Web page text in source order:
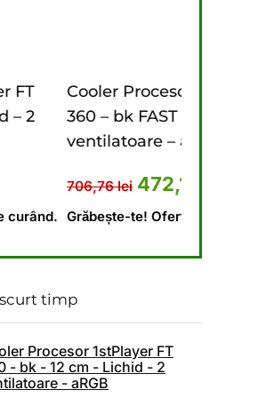
448,69 lei.
Procesor 1stPlayer FT
FAST aRGB – 12 cm – 3
– aRGB
Prețul inițial a fost:
472,18leiPrețul curent
te! Oferta se încheie curând.
timp
Procesor 1stPlayer FT
- bk - 12 cm - Lichid - 2
- aRGB